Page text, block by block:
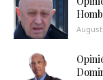
August